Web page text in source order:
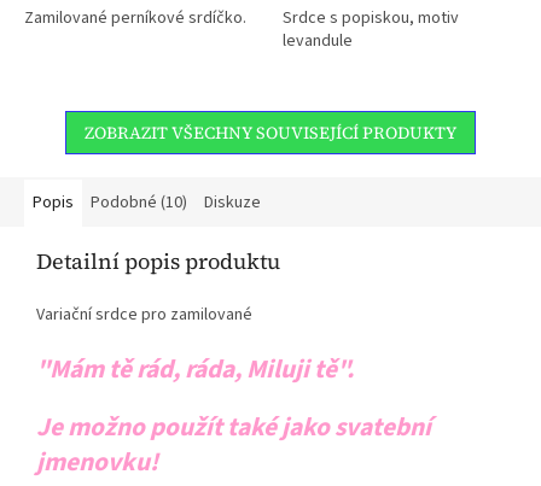
Zamilované perníkové srdíčko.
Srdce s popiskou, motiv
levandule
ZOBRAZIT VŠECHNY SOUVISEJÍCÍ PRODUKTY
Popis Podobné (10) Diskuze
Detailní popis produktu
Variační srdce pro zamilované
"Mám tě rád, ráda, Miluji tě".
Je možno použít také jako svatební
jmenovku!